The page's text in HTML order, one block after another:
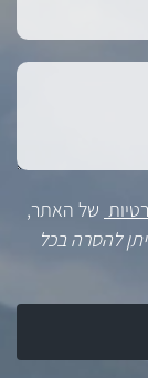
של האתר,
להסרה בכל